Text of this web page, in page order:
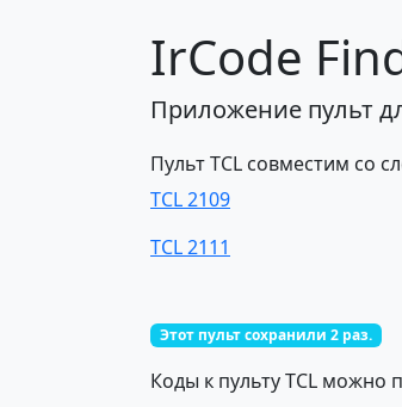
IrCode
Приложение пульт
Пульт TCL совместим со
TCL 2109
TCL 2111
Этот пульт сохранили 2 раз.
Коды к пульту TCL можно